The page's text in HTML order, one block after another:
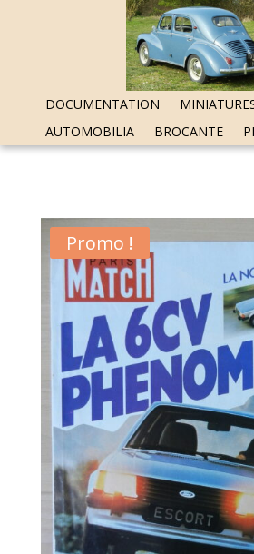
DOCUMENTATION
AUTOMOBILIA
BROCANTE
Promo !